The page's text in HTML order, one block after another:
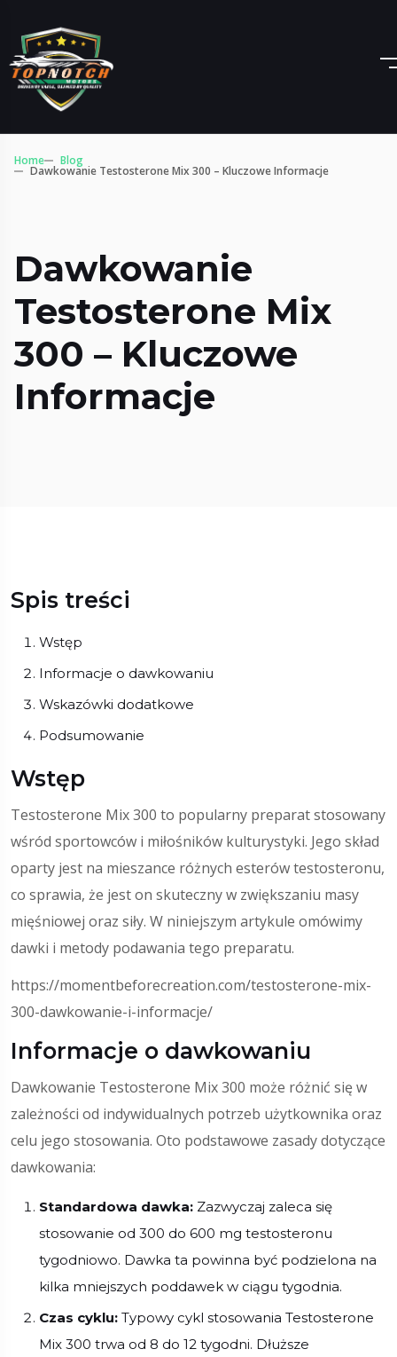
Home Blog
Dawkowanie Testosterone Mix 300 – Kluczowe Informacje
Dawkowanie
Testosterone Mix
300 – Kluczowe
Informacje
Spis treści
Wstęp
Informacje o dawkowaniu
Wskazówki dodatkowe
Podsumowanie
Wstęp
Testosterone Mix 300 to popularny preparat stosowany
wśród sportowców i miłośników kulturystyki. Jego skład
oparty jest na mieszance różnych esterów testosteronu,
co sprawia, że jest on skuteczny w zwiększaniu masy
mięśniowej oraz siły. W niniejszym artykule omówimy
dawki i metody podawania tego preparatu.
https://momentbeforecreation.com/testosterone-mix-
300-dawkowanie-i-informacje/
Informacje o dawkowaniu
Dawkowanie Testosterone Mix 300 może różnić się w
zależności od indywidualnych potrzeb użytkownika oraz
celu jego stosowania. Oto podstawowe zasady dotyczące
dawkowania:
Standardowa dawka: Zazwyczaj zaleca się
stosowanie od 300 do 600 mg testosteronu
tygodniowo. Dawka ta powinna być podzielona na
kilka mniejszych poddawek w ciągu tygodnia.
Czas cyklu: Typowy cykl stosowania Testosterone
Mix 300 trwa od 8 do 12 tygodni. Dłuższe